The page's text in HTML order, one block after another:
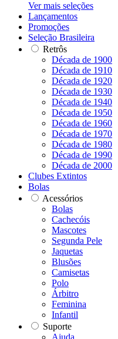
Ver mais seleções
Lançamentos
Promoções
Seleção Brasileira
Retrôs
Década de 1900
Década de 1910
Década de 1920
Década de 1930
Década de 1940
Década de 1950
Década de 1960
Década de 1970
Década de 1980
Década de 1990
Década de 2000
Clubes Extintos
Bolas
Acessórios
Bolas
Cachecóis
Mascotes
Segunda Pele
Jaquetas
Blusões
Camisetas
Polo
Árbitro
Feminina
Infantil
Suporte
Ajuda